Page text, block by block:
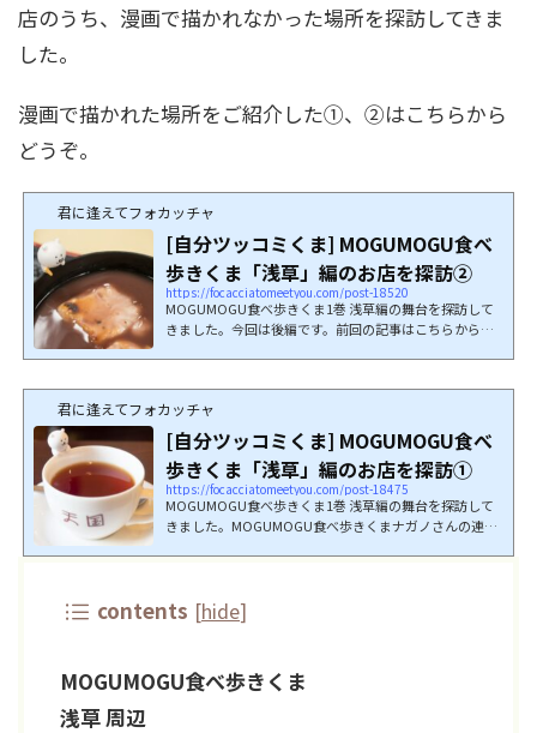
店のうち、漫画で描かれなかった場所を探訪してきま
した。
漫画で描かれた場所をご紹介した①、②はこちらから
どうぞ。
君に逢えてフォカッチャ
[自分ツッコミくま] MOGUMOGU食べ
歩きくま「浅草」編のお店を探訪②
https://focacciatomeetyou.com/post-18520
MOGUMOGU食べ歩きくま1巻 浅草編の舞台を探訪して
きました。今回は後編です。前回の記事はこちらから
君に逢えてフォカッチャ
[自分ツッコミくま] MOGUMOGU食べ
歩きくま「浅草」編のお店を探訪①
https://focacciatomeetyou.com/post-18475
MOGUMOGU食べ歩きくま1巻 浅草編の舞台を探訪して
きました。MOGUMOGU食べ歩きくまナガノさんの連載
contents [hide]
MOGUMOGU食べ歩きくま
浅草 周辺